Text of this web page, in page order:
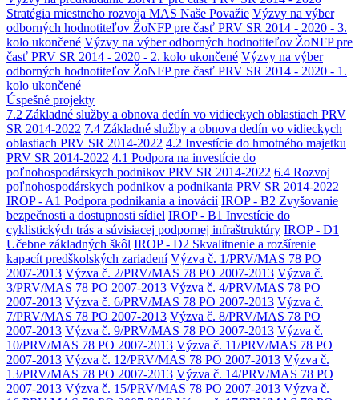
Stratégia miestneho rozvoja MAS Naše Považie Výzvy na výber
odborných hodnotiteľov ŽoNFP pre časť PRV SR 2014 - 2020 - 3.
kolo ukončené Výzvy na výber odborných hodnotiteľov ŽoNFP pre
časť PRV SR 2014 - 2020 - 2. kolo ukončené Výzvy na výber
odborných hodnotiteľov ŽoNFP pre časť PRV SR 2014 - 2020 - 1.
kolo ukončené
Úspešné projekty
7.2 Základné služby a obnova dedín vo vidieckych oblastiach PRV
SR 2014-2022 7.4 Základné služby a obnova dedín vo vidieckych
oblastiach PRV SR 2014-2022 4.2 Investície do hmotného majetku
PRV SR 2014-2022 4.1 Podpora na investície do
poľnohospodárskych podnikov PRV SR 2014-2022 6.4 Rozvoj
poľnohospodárskych podnikov a podnikania PRV SR 2014-2022
IROP - A1 Podpora podnikania a inovácií IROP - B2 Zvyšovanie
bezpečnosti a dostupnosti sídiel IROP - B1 Investície do
cyklistických trás a súvisiacej podpornej infraštruktúry IROP - D1
Učebne základných škôl IROP - D2 Skvalitnenie a rozšírenie
kapacít predškolských zariadení Výzva č. 1/PRV/MAS 78 PO
2007-2013 Výzva č. 2/PRV/MAS 78 PO 2007-2013 Výzva č.
3/PRV/MAS 78 PO 2007-2013 Výzva č. 4/PRV/MAS 78 PO
2007-2013 Výzva č. 6/PRV/MAS 78 PO 2007-2013 Výzva č.
7/PRV/MAS 78 PO 2007-2013 Výzva č. 8/PRV/MAS 78 PO
2007-2013 Výzva č. 9/PRV/MAS 78 PO 2007-2013 Výzva č.
10/PRV/MAS 78 PO 2007-2013 Výzva č. 11/PRV/MAS 78 PO
2007-2013 Výzva č. 12/PRV/MAS 78 PO 2007-2013 Výzva č.
13/PRV/MAS 78 PO 2007-2013 Výzva č. 14/PRV/MAS 78 PO
2007-2013 Výzva č. 15/PRV/MAS 78 PO 2007-2013 Výzva č.